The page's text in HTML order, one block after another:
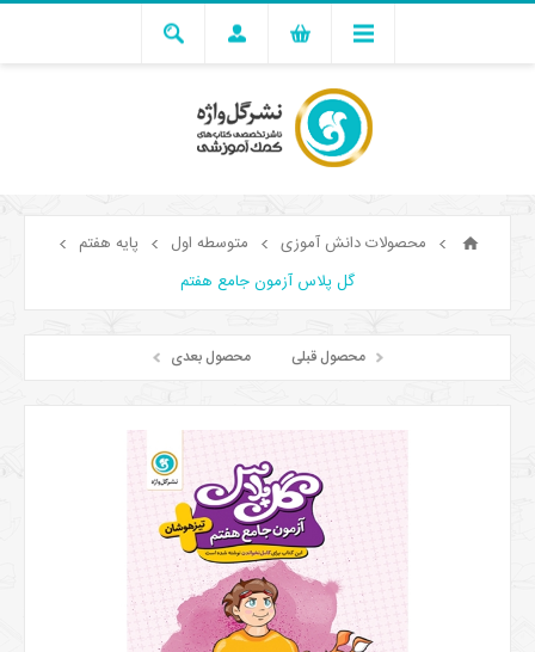
محصولات دانش آموزی متوسطه اول
پایه هفتم
گل پلاس آزمون جامع هفتم
محصول قبلی محصول بعدی